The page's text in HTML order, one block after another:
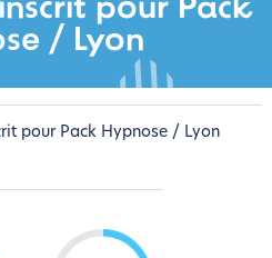
pour Pack
/ Lyon
pour Pack Hypnose / Lyon